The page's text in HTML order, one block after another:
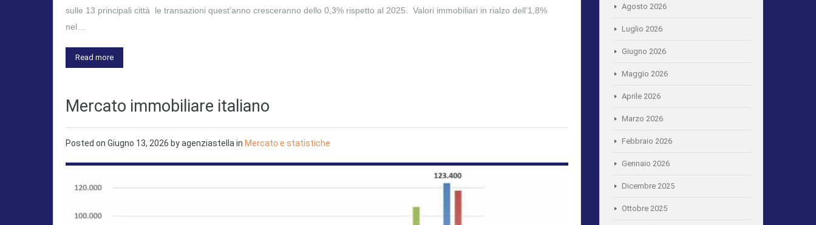
sulle 13 principali città le transazioni quest’anno cresceranno dello 0,3% rispetto al 2025. Valori immobiliari in rialzo dell’1,8%
nel…
Read more
Mercato immobiliare italiano
Posted on Giugno 13, 2026 byagenziastellain Mercato e statistiche
Agosto 2026
Luglio 2026
Giugno 2026
Maggio 2026
Aprile 2026
Marzo 2026
Febbraio 2026
Gennaio 2026
Dicembre 2025
Ottobre 2025